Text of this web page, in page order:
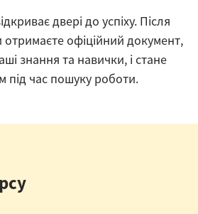
двері до успіху. Після
отримаєте офіційний документ,
знання та навички, і стане
під час пошуку роботи.